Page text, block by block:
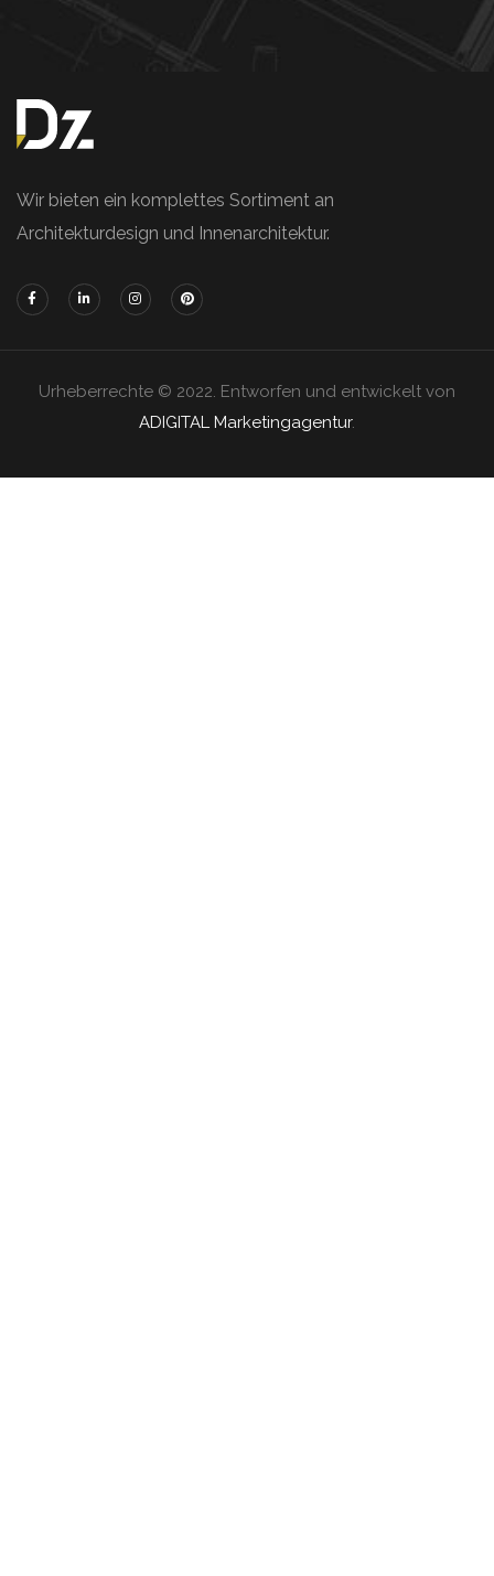
Wir bieten ein komplettes Sortiment an
Architekturdesign und Innenarchitektur.
Urheberrechte © 2022. Entworfen und entwickelt von
ADIGITAL Marketingagentur.